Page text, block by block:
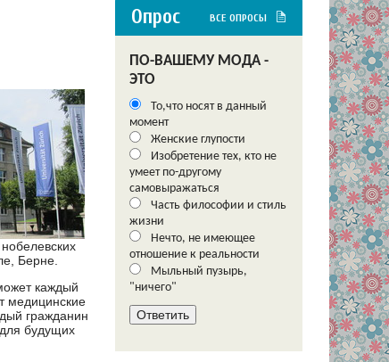
Берне.
каждый
медицинские
гражданин
будущих
Опрос ВСЕ ОПРОСЫ
ПО-ВАШЕМУ МОДА -
ЭТО
То,что носят в данный
момент
Женские глупости
Изобретение тех, кто не
умеет по-другому
самовыражаться
Часть философии и стиль
жизни
Нечто, не имеющее
отношение к реальности
Мыльный пузырь,
"ничего"